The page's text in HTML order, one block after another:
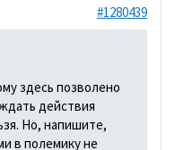
#1280439
здесь позволено
действия
Но, напишите,
в полемику не